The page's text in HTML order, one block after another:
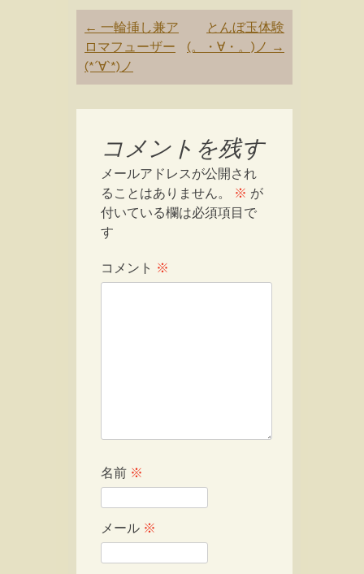
Post
navigation
← 一輪挿し兼ア
ロマフューザー
(*´∀`*)ノ
とんぼ玉体験
(。・∀・。)ノ →
コメントを残す
メールアドレスが公開され
ることはありません。
※ が
付いている欄は必須項目で
す
コメント ※
名前 ※
メール ※